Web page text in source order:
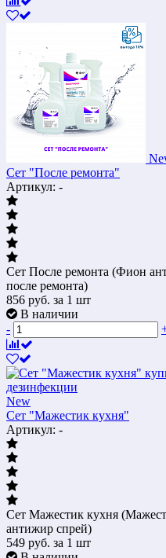
Сет "После ремонта"
Артикул: -
Сет После ремонта (Фион
после ремонта)
856 руб. за 1 шт
В наличии
-
New
Сет "Мажестик кухня"
Артикул: -
Сет Мажестик кухня
антижир спрей)
549 руб. за 1 шт